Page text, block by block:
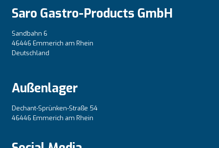
Saro Gastro-Products GmbH
Sandbahn 6
46446 Emmerich am Rhein
Deutschland
Außenlager
Dechant-Sprünken-Straße 54
46446 Emmerich am Rhein